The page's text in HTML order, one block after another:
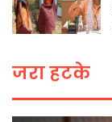
जरा हटके